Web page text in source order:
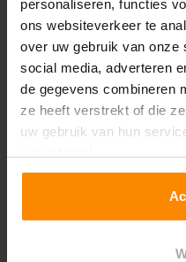
personaliseren, functies
ons websiteverkeer te
over uw gebruik van onze
social media, adverteren
de gegevens combineren
ze heeft verstrekt of die
uw gebruik van hun
1.850 mm & 2.700 mm
Aantal niveaus:
5
Kleur staanders: